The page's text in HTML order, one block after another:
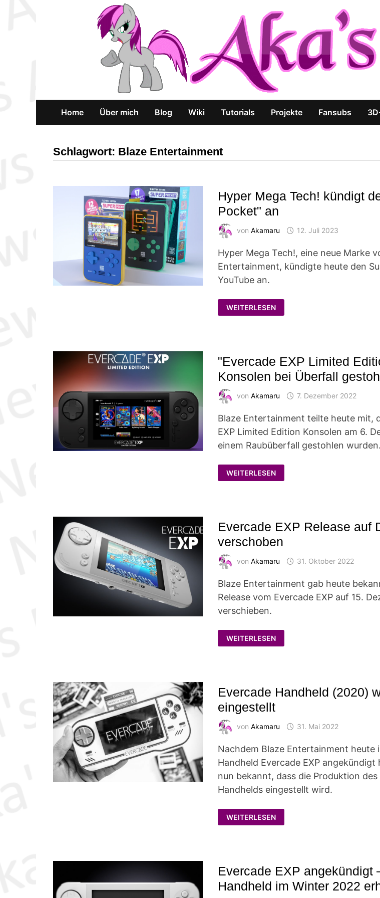
Home Über mich Blog Wiki Tutorials Projekte Fansubs
Schlagwort: Blaze Entertainment
Hyper Mega Tech! kündigt
Pocket" an
vonAkamaru 12. Juli 2023
Hyper Mega Tech!, eine neue Marke
Entertainment, kündigte heute den
YouTube an.
HYPER
MEGA
TECH!
WEITERLESEN
"Evercade EXP Limited
Konsolen bei Überfall
vonAkamaru 7. Dezember 2022
Blaze Entertainment teilte heute mit,
EXP Limited Edition Konsolen am 6.
einem Raubüberfall gestohlen wurden.
"EVERCADE
EXP
LIMITED
WEITERLESEN
Evercade EXP Release auf
verschoben
vonAkamaru 31. Oktober 2022
Blaze Entertainment gab heute
Release vom Evercade EXP auf 15.
verschieben.
EVERCADE
EXP
RELEASE
WEITERLESEN
Evercade Handheld (2020)
eingestellt
vonAkamaru 31. Mai 2022
Nachdem Blaze Entertainment heute
Handheld Evercade EXP angekündigt
nun bekannt, dass die Produktion
Handhelds eingestellt wird.
EVERCADE
HANDHELD
(2020)
WEITERLESEN
Evercade EXP angekündigt
Handheld im Winter 2022